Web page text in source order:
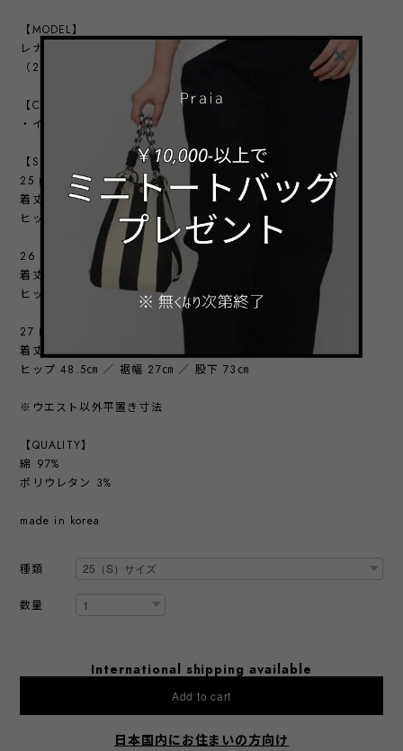
【MODEL】
レナ：165㎝
（26サイズ着用）
【COLOR VARIATION】
・インディゴ
【SIZE】
25 (S)
着丈97㎝／ウエスト 65㎝＋ゴム
ヒップ 46㎝ ／ 裾幅 25.5㎝ ／ 股下 71㎝
26 (M)
着丈98㎝／ウエスト 69㎝＋ゴム
ヒップ 47.5㎝ ／ 裾幅 26.5㎝ ／ 股下 72㎝
27 (L)
着丈99㎝／ウエスト 73㎝＋ゴム
ヒップ 48.5㎝ ／ 裾幅 27㎝ ／ 股下 73㎝
※ウエスト以外平置き寸法
【QUALITY】
綿 97%
ポリウレタン 3%
made in korea
種類
数量
International shipping available
Add to cart
日本国内にお住まいの方向け